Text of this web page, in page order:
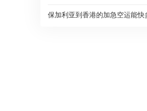
保加利亚到香港的加急空运能快